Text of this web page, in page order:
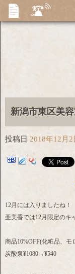
新潟市東区美
投稿日 2018年12月2
12月には入りましたね！
亜美香では12月限定のキ
商品10%OFF(化粧品、モ
炭酸泉¥1080→¥540